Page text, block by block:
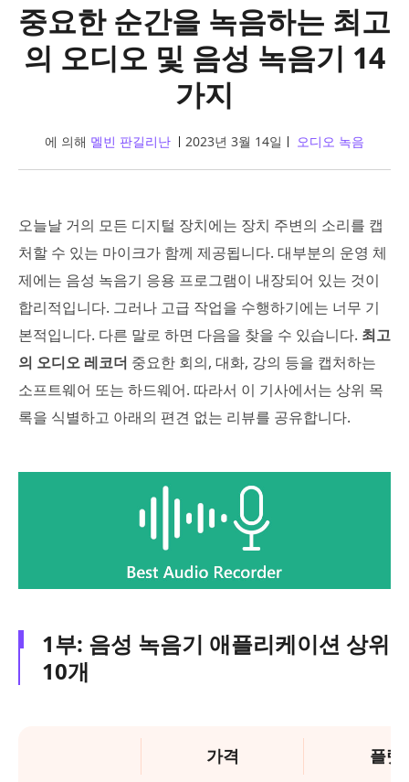
중요한 순간을 녹음하는 최고
의 오디오 및 음성 녹음기 14
가지
에 의해 멜빈 판길리난 2023년 3월 14일 오디오 녹음
오늘날 거의 모든 디지털 장치에는 장치 주변의 소리를 캡
처할 수 있는 마이크가 함께 제공됩니다. 대부분의 운영 체
제에는 음성 녹음기 응용 프로그램이 내장되어 있는 것이
합리적입니다. 그러나 고급 작업을 수행하기에는 너무 기
본적입니다. 다른 말로 하면 다음을 찾을 수 있습니다. 최고
의 오디오 레코더 중요한 회의, 대화, 강의 등을 캡처하는
소프트웨어 또는 하드웨어. 따라서 이 기사에서는 상위 목
록을 식별하고 아래의 편견 없는 리뷰를 공유합니다.
1부: 음성 녹음기 애플리케이션 상위
10개
가격 플랫